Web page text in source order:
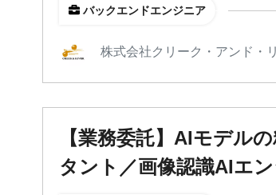
バックエンドエンジニア
株式会社クリーク・アンド・
【業務委託】AIモデル
タント／画像認識AIエ